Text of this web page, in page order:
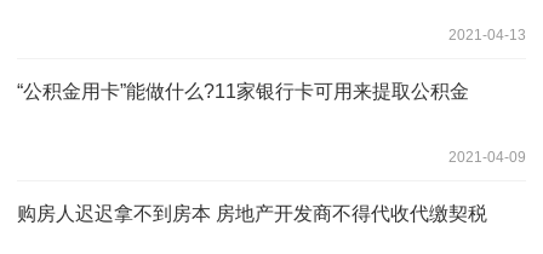
2021-04-13
“公积金用卡”能做什么?11家银行卡可用来提取公积金
2021-04-09
购房人迟迟拿不到房本 房地产开发商不得代收代缴契税